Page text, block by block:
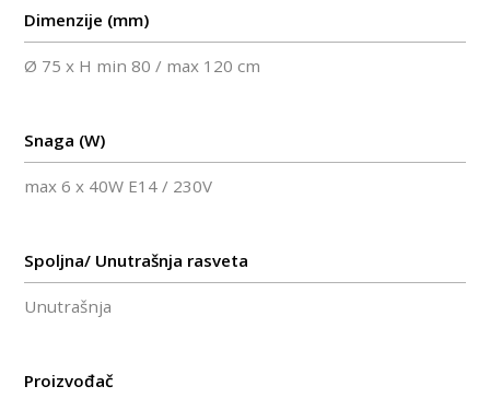
Dimenzije (mm)
Ø 75 x H min 80 / max 120 cm
Snaga (W)
max 6 x 40W E14 / 230V
Spoljna/ Unutrašnja rasveta
Unutrašnja
Proizvođač